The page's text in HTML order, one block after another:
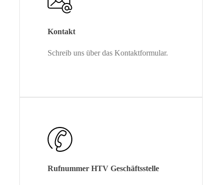
Kontakt
Schreib uns über das Kontaktformular.
Rufnummer HTV Geschäftsstelle